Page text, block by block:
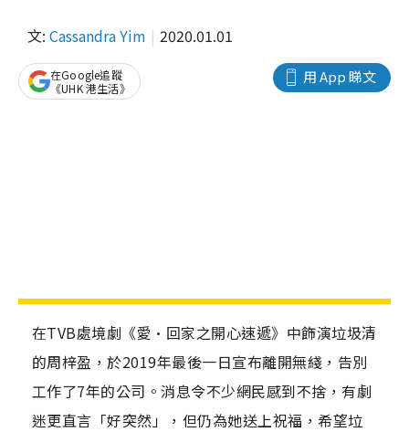
文: Cassandra Yim 2020.01.01
用 App 睇文
在Google追蹤
《UHK 港生活》
在TVB處境劇《愛·回家之開心速遞》中飾演垃圾清
的周梓盈，於2019年最後一日宣布離開無綫，告別
工作了7年的公司。消息令不少網民感到不捨，有劇
迷更直言「好突然」，但仍為她送上祝福，希望垃